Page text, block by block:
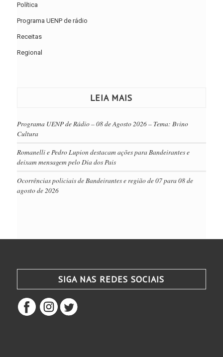
Política
Programa UENP de rádio
Receitas
Regional
LEIA MAIS
Programa UENP de Rádio – 08 de Agosto 2026 – Tema: Bvino
Cultura
Romanelli e Pedro Lupion destacam ações para Bandeirantes e
deixam mensagem pelo Dia dos Pais
Ocorrências policiais de Bandeirantes e região de 07 para 08 de
agosto de 2026
SIGA NAS REDES SOCIAIS